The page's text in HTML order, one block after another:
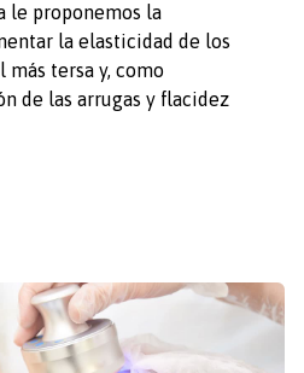
le proponemos la
la elasticidad de los
tersa y, como
de las arrugas y flacidez
la aplicación de ondas
frecuencia sobre la piel,
y mejora la circulación de